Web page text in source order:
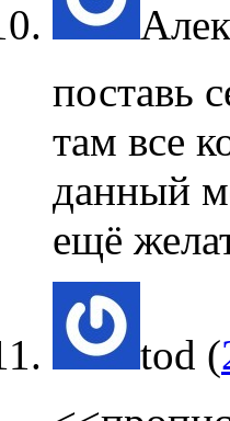
поставь
там все
данный
ещё
tod (